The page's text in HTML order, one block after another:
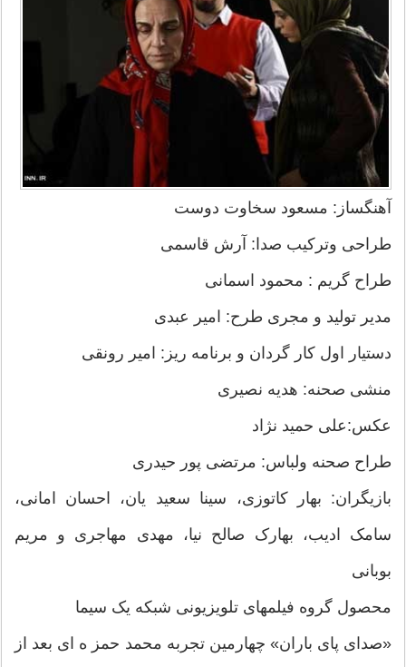
آهنگساز: مسعود سخاوت دوست
طراحی وترکیب صدا: آرش قاسمی
طراح گریم : محمود اسمانی
مدیر تولید و مجری طرح: امیر عبدی
دستیار اول کار گردان و برنامه ریز: امیر رونقی
منشی صحنه: هدیه نصیری
عکس:علی حمید نژاد
طراح صحنه ولباس: مرتضی پور حیدری
بازیگران: بهار کاتوزی، سینا سعید یان، احسان امانی،
سامک ادیب، بهارک صالح نیا، مهدی مهاجری و مریم
بوبانی
محصول گروه فیلمهای تلویزیونی شبکه یک سیما
«صدای پای باران» چهارمین تجربه محمد حمز ه ای بعد از